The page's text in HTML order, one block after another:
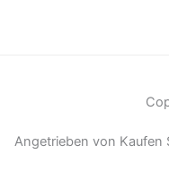
Angetrieben von Kaufen